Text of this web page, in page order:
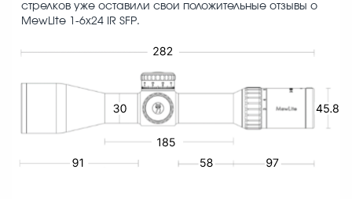
стрелков уже оставили свои положительные отзывы о
MewLite 1-6x24 IR SFP.